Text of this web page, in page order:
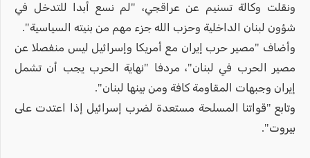
ونقلت وكالة تسنيم عن عراقجي، "لم نسع أبدا للتدخل في
شؤون لبنان الداخلية وحزب الله جزء مهم من بنيته السياسية".
وأضاف "مصير حرب إيران مع أمريكا وإسرائيل ليس منفصلا عن
مصير الحرب في لبنان"، مردفا "نهاية الحرب يجب أن تشمل
إيران وجبهات المقاومة كافة ومن بينها لبنان".
وتابع "قواتنا المسلحة مستعدة لضرب إسرائيل إذا اعتدت على
بيروت".